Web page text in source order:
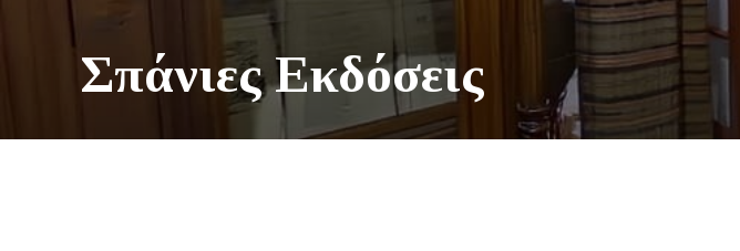
Σπάνιες Εκδόσεις